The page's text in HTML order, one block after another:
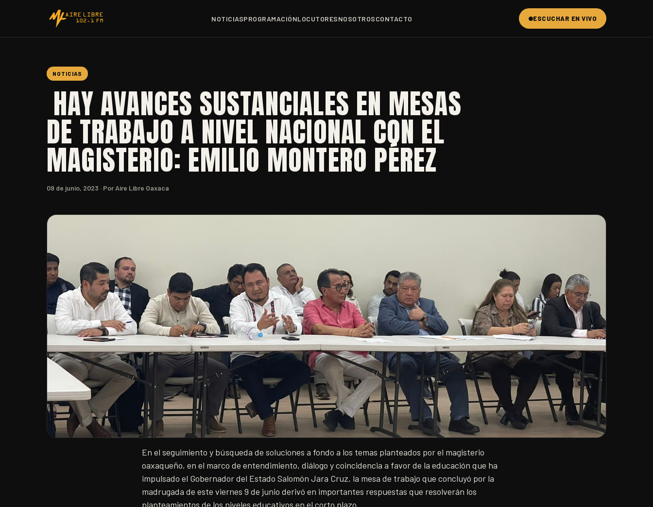
NOTICIASPROGRAMACIÓNLOCUTORESNOSOTROSCONTACTO ESCUCHAR EN VIVO
NOTICIAS
HAY AVANCES SUSTANCIALES EN MESAS
DE TRABAJO A NIVEL NACIONAL CON EL
MAGISTERIO: EMILIO MONTERO PÉREZ
09 de junio, 2023 · Por Aire Libre Oaxaca
En el seguimiento y búsqueda de soluciones a fondo a los temas planteados por el magisterio
oaxaqueño, en el marco de entendimiento, diálogo y coincidencia a favor de la educación que ha
impulsado el Gobernador del Estado Salomón Jara Cruz, la mesa de trabajo que concluyó por la
madrugada de este viernes 9 de junio derivó en importantes respuestas que resolverán los
planteamientos de los niveles educativos en el corto plazo.